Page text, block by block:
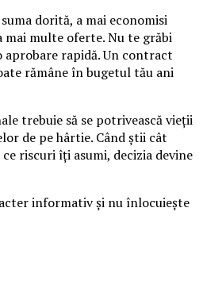
dorită, a mai economisi
mai multe oferte. Nu te grăbi
rapidă. Un contract
rămâne în bugetul tău ani
trebuie să se potrivească vieții
de pe hârtie. Când știi cât
riscuri îți asumi, decizia devine
informativ și nu înlocuiește